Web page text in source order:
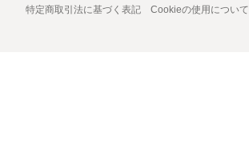
特定商取引法に基づく表記 Cookieの使用について